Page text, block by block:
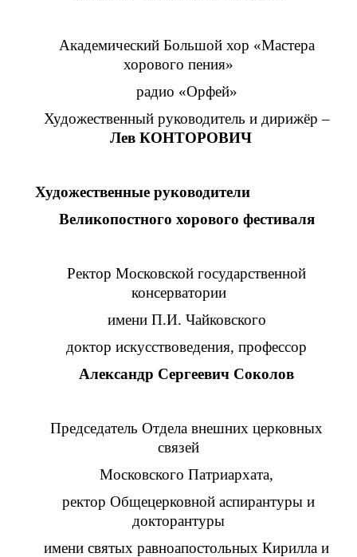
Академический Большой хор «Мастера
хорового пения»
радио «Орфей»
Художественный руководитель и дирижёр –
Лев КОНТОРОВИЧ
Художественные руководители
Великопостного хорового фестиваля
Ректор Московской государственной
консерватории
имени П.И. Чайковского
доктор искусствоведения, профессор
Александр Сергеевич Соколов
Председатель Отдела внешних церковных
связей
Московского Патриархата,
ректор Общецерковной аспирантуры и
докторантуры
имени святых равноапостольных Кирилла и